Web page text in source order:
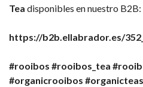
Tea disponibles en nuestro B2B:
https://b2b.ellabrador.es/
#rooibos #rooibos_tea
#organicrooibos #organicteas